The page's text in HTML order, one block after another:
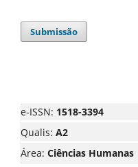
Submissão
e-ISSN: 1518-3394
Qualis: A2
Área: Ciências Humanas